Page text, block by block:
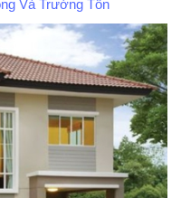
Và Trường Tồn